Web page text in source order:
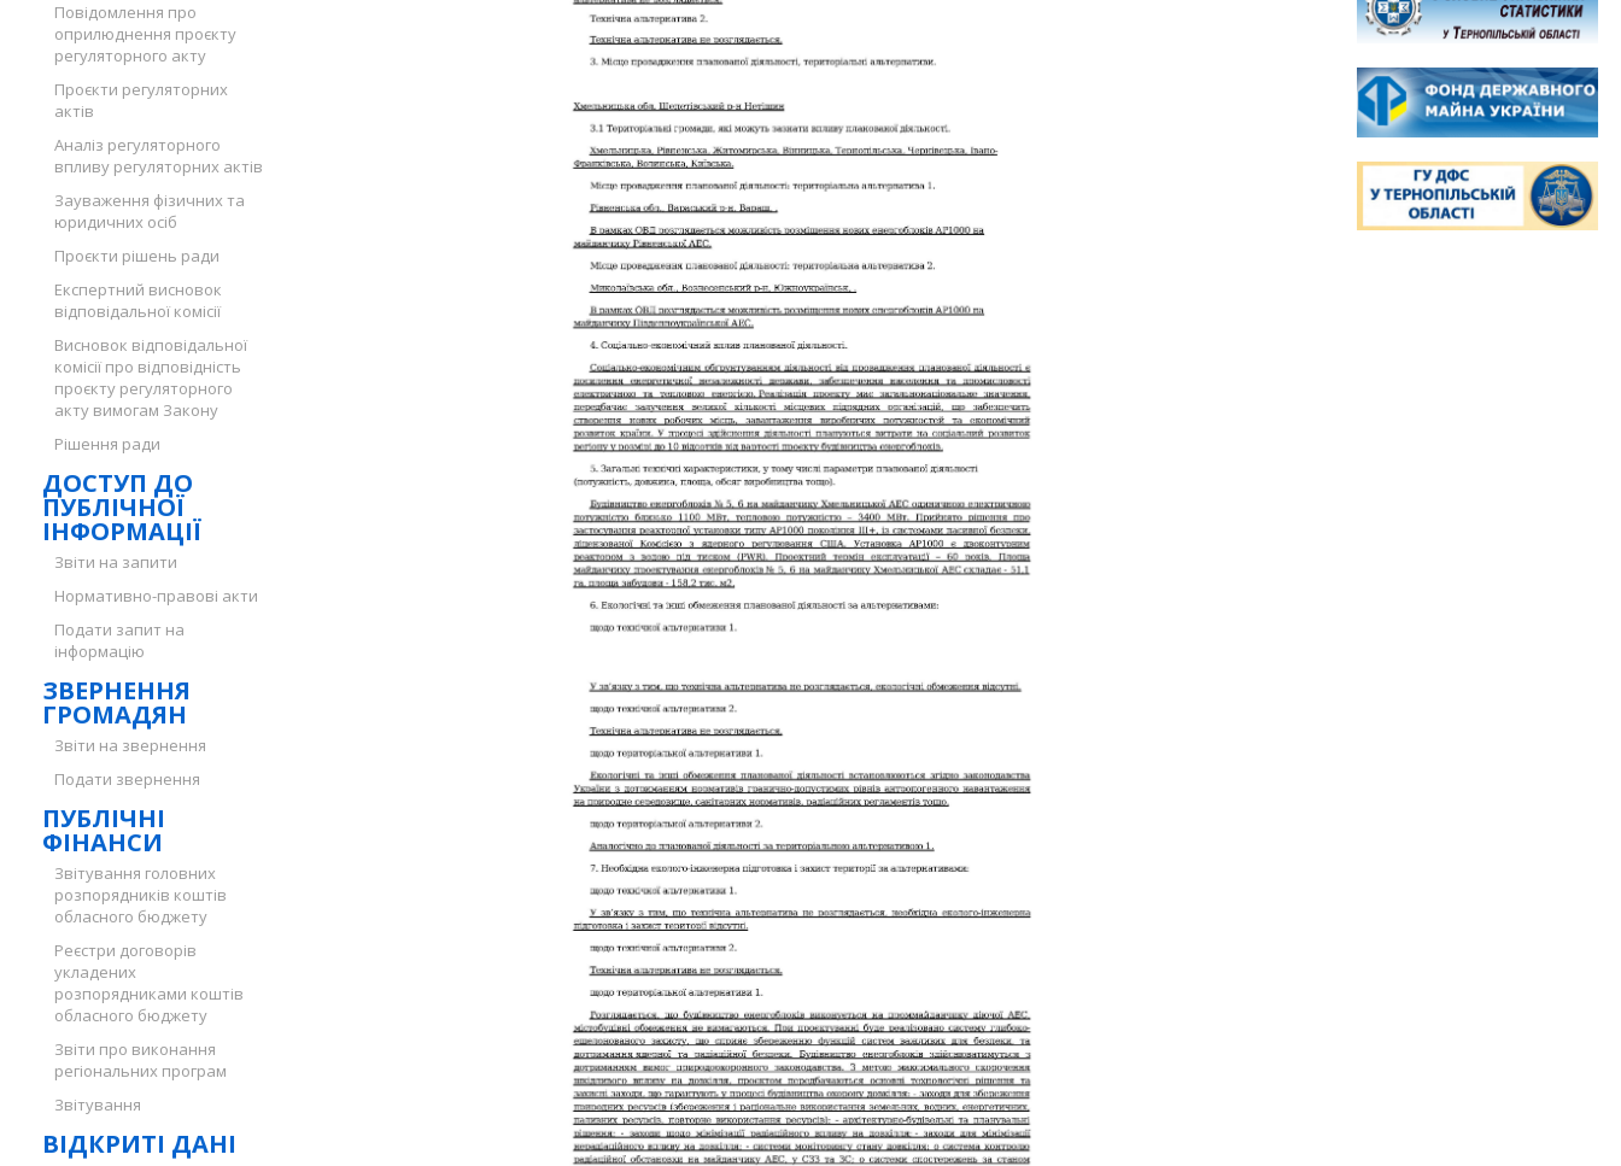
Повідомлення про
оприлюднення проєкту
регуляторного акту
Проєкти регуляторних
актів
Аналіз регуляторного
впливу регуляторних актів
Зауваження фізичних та
юридичних осіб
Проєкти рішень ради
Експертний висновок
відповідальної комісії
Висновок відповідальної
комісії про відповідність
проєкту регуляторного
акту вимогам Закону
Рішення ради
ДОСТУП ДО
ПУБЛІЧНОЇ
ІНФОРМАЦІЇ
Звіти на запити
Нормативно-правові акти
Подати запит на
інформацію
ЗВЕРНЕННЯ
ГРОМАДЯН
Звіти на звернення
Подати звернення
ПУБЛІЧНІ
ФІНАНСИ
Звітування головних
розпорядників коштів
обласного бюджету
Реєстри договорів
укладених
розпорядниками коштів
обласного бюджету
Звіти про виконання
регіональних програм
Звітування
ВІДКРИТІ ДАНІ